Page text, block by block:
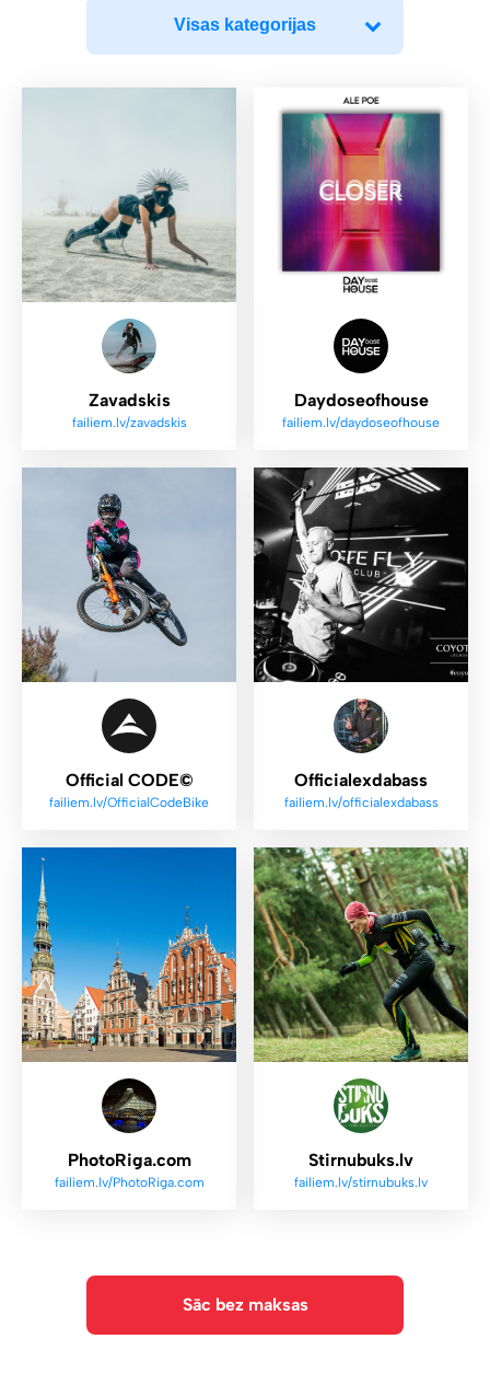
Visas kategorijas
Zavadskis
failiem.lv/zavadskis
Daydoseofhouse
failiem.lv/daydoseofhouse
Official CODE©
failiem.lv/OfficialCodeBike
Officialexdabass
failiem.lv/officialexdabass
PhotoRiga.com
failiem.lv/PhotoRiga.com
Stirnubuks.lv
failiem.lv/stirnubuks.lv
Sāc bez maksas